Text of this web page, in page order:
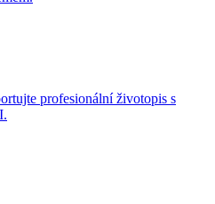
profesionální životopis s